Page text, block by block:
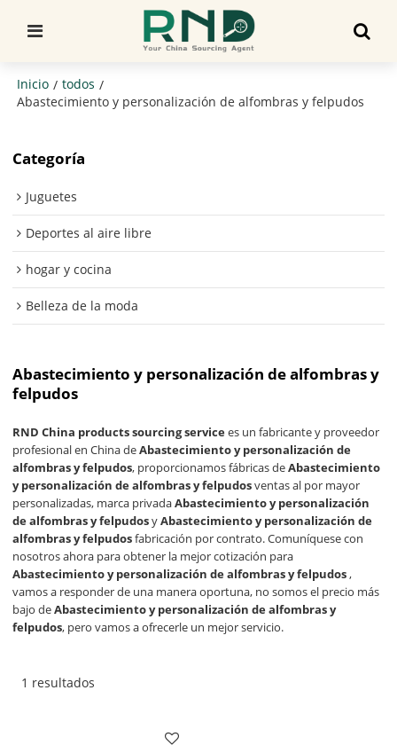
Inicio / todos /
Abastecimiento y personalización de alfombras y felpudos
Categoría
Juguetes
Deportes al aire libre
hogar y cocina
Belleza de la moda
Abastecimiento y personalización de alfombras y
felpudos
RND China products sourcing servicees un fabricante y proveedor
profesional en China deAbastecimiento y personalización de
alfombras y felpudos, proporcionamos fábricas deAbastecimiento
y personalización de alfombras y felpudosventas al por mayor
personalizadas, marca privadaAbastecimiento y personalización
de alfombras y felpudosyAbastecimiento y personalización de
alfombras y felpudosfabricación por contrato. Comuníquese con
nosotros ahora para obtener la mejor cotización para
Abastecimiento y personalización de alfombras y felpudos,
vamos a responder de una manera oportuna, no somos el precio más
bajo deAbastecimiento y personalización de alfombras y
felpudos, pero vamos a ofrecerle un mejor servicio.
1 resultados